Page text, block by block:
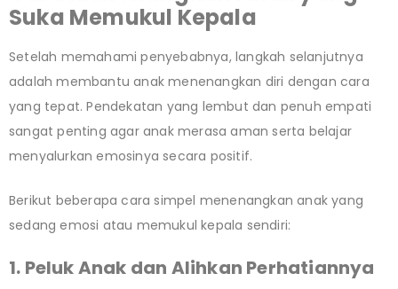
Suka Memukul Kepala
Setelah memahami penyebabnya, langkah selanjutnya
adalah membantu anak menenangkan diri dengan cara
yang tepat. Pendekatan yang lembut dan penuh empati
sangat penting agar anak merasa aman serta belajar
menyalurkan emosinya secara positif.
Berikut beberapa cara simpel menenangkan anak yang
sedang emosi atau memukul kepala sendiri:
1. Peluk Anak dan Alihkan Perhatiannya